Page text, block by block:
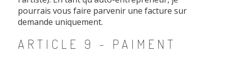
pourrais vous faire parvenir une facture sur
demande uniquement.
ARTICLE 9 - PAIMENT